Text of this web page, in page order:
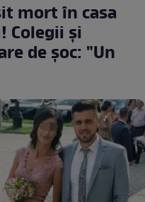
mort în casa
Colegii şi
de şoc: "Un